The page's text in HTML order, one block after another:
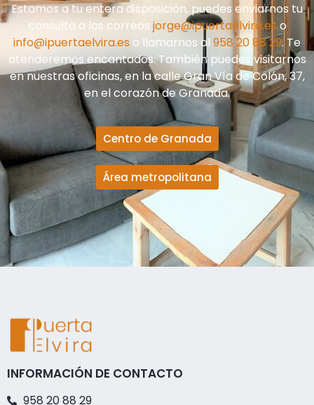
Estamos a tu entera disposición, puedes enviarnos tu
consulta a los correos jorge@ipuertaelvira.eso
info@ipuertaelvira.es o llamarnos al 958 20 88 29. Te
atenderemos encantados. También puedes visitarnos
en nuestras oficinas, en la calle Gran Vía de Colón, 37,
en el corazón de Granada.
Centro de Granada
Área metropolitana
INFORMACIÓN DE CONTACTO
958 20 88 29